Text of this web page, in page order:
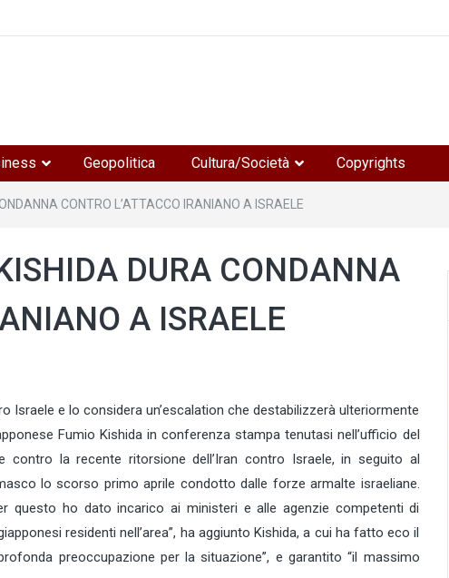
Geopolitica Cultura/Società Copyrights
CONTRO L’ATTACCO IRANIANO A ISRAELE
DURA CONDANNA
A ISRAELE
Israele e lo considera un’escalation che destabilizzerà ulteriormente
Fumio Kishida in conferenza stampa tenutasi nell’ufficio del
la recente ritorsione dell’Iran contro Israele, in seguito al
lo scorso primo aprile condotto dalle forze armalte israeliane.
questo ho dato incarico ai ministeri e alle agenzie competenti di
residenti nell’area”, ha aggiunto Kishida, a cui ha fatto eco il
preoccupazione per la situazione”, e garantito “il massimo